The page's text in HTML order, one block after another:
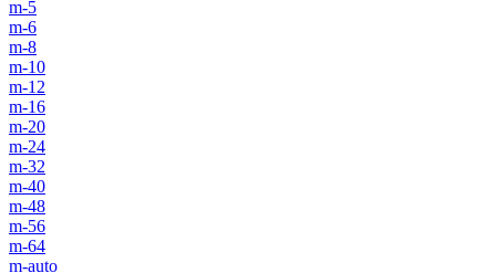
m-5
m-6
m-8
m-10
m-12
m-16
m-20
m-24
m-32
m-40
m-48
m-56
m-64
m-auto